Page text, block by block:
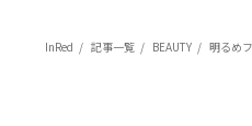
InRed 記事一覧 BEAUTY 明るめファ